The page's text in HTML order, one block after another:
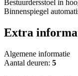
Bestuurdersstoel in
Binnenspiegel
Extra
Algemene informatie
Aantal deuren: 5